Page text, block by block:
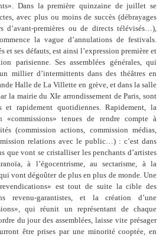
Dans la première quinzaine de juillet se
avec plus ou moins de succès (débrayages
d’avant-premières ou de directs télévisés…),
la vague d’annulations de festivals.
et ses défauts, est ainsi l’expression première et
parisienne. Ses assemblées générales, qui
millier d’intermittents dans des théâtres en
Halle de La Villette en grève, et dans la salle
la mairie du XIe arrondissement de Paris, sont
et rapidement quotidiennes. Rapidement, la
«commissions» tenues de rendre compte à
(commission actions, commission médias,
relations avec le public…) : c’est dans
que vont se cristalliser les penchants d’artistes
à l’égocentrisme, au sectarisme, à la
vont dégoûter de plus en plus de monde. Une
est tout de suite la cible des
revenu-garantistes, et la création d’une
qui réunit un représentant de chaque
du jour des assemblées, laisse vite présager
être prises par une minorité cooptée, en